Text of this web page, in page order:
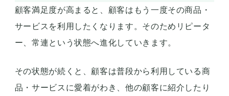
顧客満足度が高まると、顧客はもう一度その商品・
サービスを利用したくなります。そのためリピータ
ー、常連という状態へ進化していきます。
その状態が続くと、顧客は普段から利用している商
品・サービスに愛着がわき、他の顧客に紹介したり